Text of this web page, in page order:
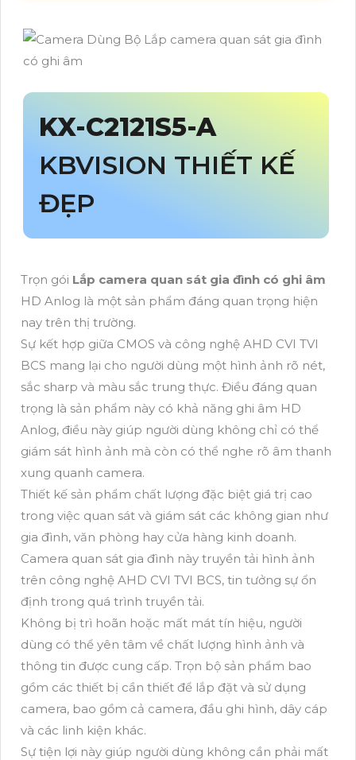
KX-C2121S5-A
KBVISION THIẾT KẾ
ĐẸP
Trọn gói Lắp camera quan sát gia đình có ghi âm
HD Anlog là một sản phẩm đáng quan trọng hiện
nay trên thị trường.
Sự kết hợp giữa CMOS và công nghệ AHD CVI TVI
BCS mang lại cho người dùng một hình ảnh rõ nét,
sắc sharp và màu sắc trung thực. Điều đáng quan
trọng là sản phẩm này có khả năng ghi âm HD
Anlog, điều này giúp người dùng không chỉ có thể
giám sát hình ảnh mà còn có thể nghe rõ âm thanh
xung quanh camera.
Thiết kế sản phẩm chất lượng đặc biệt giá trị cao
trong việc quan sát và giám sát các không gian như
gia đình, văn phòng hay cửa hàng kinh doanh.
Camera quan sát gia đình này truyền tải hình ảnh
trên công nghệ AHD CVI TVI BCS, tin tưởng sự ổn
định trong quá trình truyền tải.
Không bị trì hoãn hoặc mất mát tín hiệu, người
dùng có thể yên tâm về chất lượng hình ảnh và
thông tin được cung cấp. Trọn bộ sản phẩm bao
gồm các thiết bị cần thiết để lắp đặt và sử dụng
camera, bao gồm cả camera, đầu ghi hình, dây cáp
và các linh kiện khác.
Sự tiện lợi này giúp người dùng không cần phải mất